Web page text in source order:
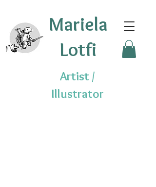
Mariela
Lotfi
Artist /
Illustrator